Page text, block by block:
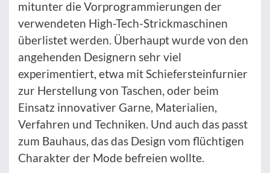
mitunter die Vorprogrammierungen der
verwendeten High-Tech-Strickmaschinen
überlistet werden. Überhaupt wurde von den
angehenden Designern sehr viel
experimentiert, etwa mit Schiefersteinfurnier
zur Herstellung von Taschen, oder beim
Einsatz innovativer Garne, Materialien,
Verfahren und Techniken. Und auch das passt
zum Bauhaus, das das Design vom flüchtigen
Charakter der Mode befreien wollte.